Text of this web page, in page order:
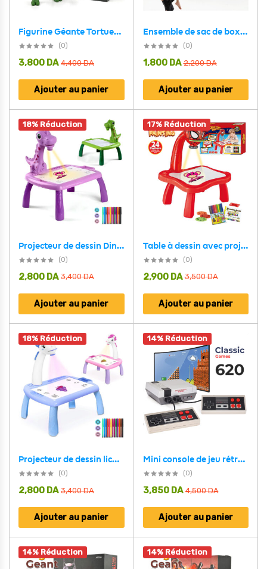
Figurine Géante Tortues Ninja 30 cm en PVC
(0)
4,400DA
3,800 DA
Ajouter au panier
Ensemble de sac de boxe pour enfants Spiderman
(0)
2,200DA
1,800 DA
Ajouter au panier
18% Réduction
Projecteur de dessin Dino pour enfants avec 24 motifs colorés
(0)
3,400DA
2,800 DA
Ajouter au panier
17% Réduction
Table à dessin avec projecteur 24 images différentes – Planche à dessin -rouge
(0)
3,500DA
2,900 DA
Ajouter au panier
18% Réduction
Projecteur de dessin licorne pour enfants avec 24 motifs colorés
(0)
3,400DA
2,800 DA
Ajouter au panier
14% Réduction
Mini console de jeu rétro classique 620 Games avec 2 Manettes
(0)
4,500DA
3,850 DA
Ajouter au panier
14% Réduction 14% Réduction